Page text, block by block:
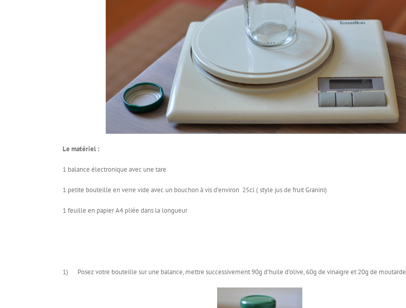
Le matériel :
1 balance électronique avec une tare
1 petite bouteille en verre vide avec un bouchon à vis d’environ 25cl ( style jus de fruit Granini)
1 feuille en papier A4 pliée dans la longueur
1) Posez votre bouteille sur une balance, mettre successivement 90g d’huile d’olive, 60g de vinaigre et 20g de moutarde